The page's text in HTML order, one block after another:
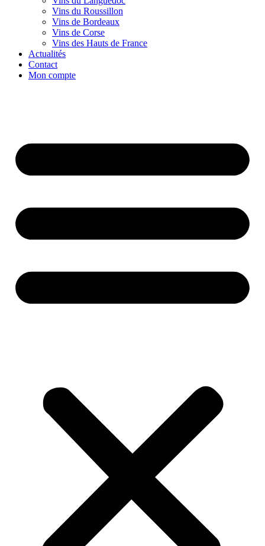
Vins du Roussillon
Vins de Bordeaux
Vins de Corse
Vins des Hauts de France
Actualités
Contact
Mon compte